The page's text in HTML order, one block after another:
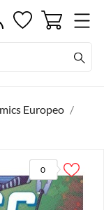
Europeo
0